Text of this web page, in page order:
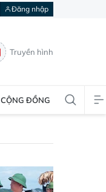
Đăng nhập
Truyền hình
CỘNG ĐỒNG